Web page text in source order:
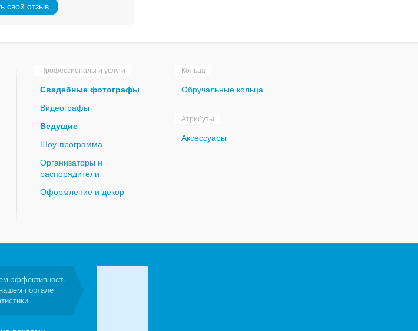
свой отзыв
Профессионалы и услуги
Свадебные фотографы
Видеографы
Ведущие
Шоу-программа
Организаторы и
распорядители
Оформление и декор
Кольца
Обручальные кольца
Атрибуты
Аксессуары
эффективность
портале